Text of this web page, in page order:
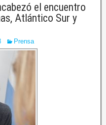
el encuentro
Atlántico Sur y
Prensa